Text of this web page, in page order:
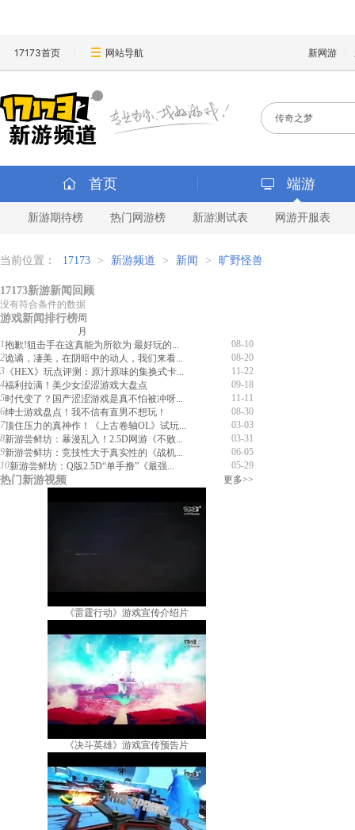
17173首页 网站导航 新网游
首页 端游
新游期待榜 热门网游榜 新游测试表 网游开服表
当前位置： 17173 > 新游频道 > 新闻 > 旷野怪兽
17173新游新闻回顾
没有符合条件的数据
游戏新闻排行榜周
月
1
08-10
抱歉!狙击手在这真能为所欲为 最好玩的...
2
08-20
诡谲，凄美，在阴暗中的动人，我们来看...
3
11-22
《HEX》玩点评测：原汁原味的集换式卡...
4
09-18
福利拉满！美少女涩涩游戏大盘点
5
11-11
时代变了？国产涩涩游戏是真不怕被冲呀...
6
08-30
绅士游戏盘点！我不信有直男不想玩！
7
03-03
顶住压力的真神作！《上古卷轴OL》试玩...
8
03-31
新游尝鲜坊：暴漫乱入！2.5D网游《不败...
9
06-05
新游尝鲜坊：竞技性大于真实性的《战机...
10
05-29
新游尝鲜坊：Q版2.5D“单手撸”《最强...
热门新游视频 更多>>
《雷霆行动》游戏宣传介绍片
《决斗英雄》游戏宣传预告片